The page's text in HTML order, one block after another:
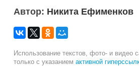
Автор: Никита Ефименков
Использование текстов, фото- и видео
только с указанием активной